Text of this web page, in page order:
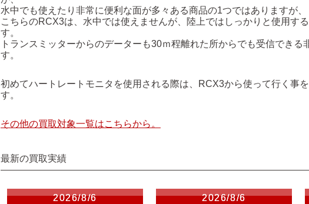
水中でも使えたり非常に便利な面が多々ある商品の1つではありますが、
こちらのRCX3は、水中では使えませんが、陸上ではしっかりと使用す
す。
トランスミッターからのデーターも30ｍ程離れた所からでも受信できる
す。
初めてハートレートモニタを使用される際は、RCX3から使って行く事
す。
その他の買取対象一覧はこちらから。
最新の買取実績
2026/8/6 2026/8/6